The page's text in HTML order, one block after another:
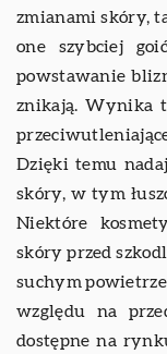
zmianami skóry,
one szybciej
powstawanie
znikają. Wynika
Dzięki temu
skóry, w tym
Niektóre
skóry przed
suchym
względu na
dostępne na